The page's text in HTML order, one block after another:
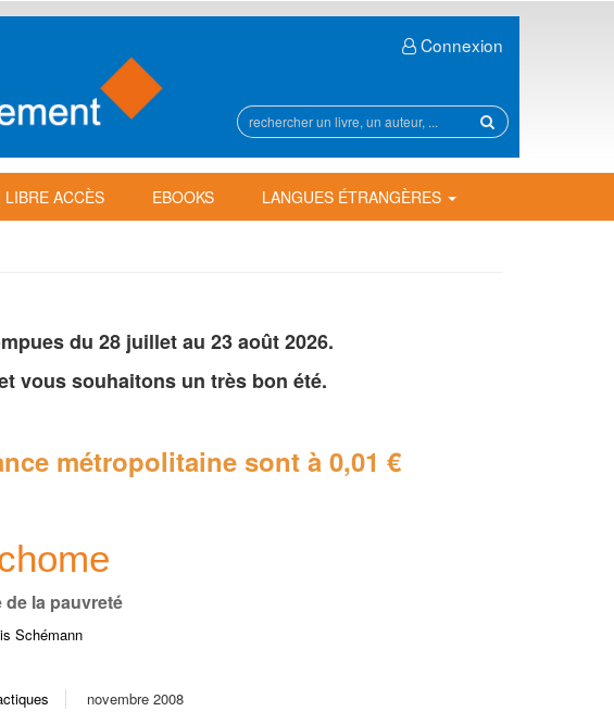
Connexion
sur
site
LIBRE ACCÈS EBOOKS LANGUES ÉTRANGÈRES
du 28 juillet au 23 août 2026.
vous souhaitons un très bon été.
métropolitainesont à 0,01 €
de la pauvreté
Schémann
novembre 2008